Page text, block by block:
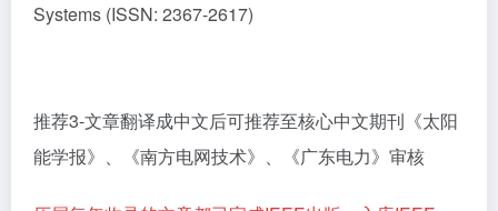
Systems (ISSN: 2367-2617)
推荐3-文章翻译成中文后可推荐至核心中文期刊《太阳
能学报》、《南方电网技术》、《广东电力》审核